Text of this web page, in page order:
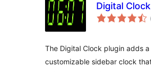
Digital Clock
The Digital Clock plugin adds a
customizable sidebar clock